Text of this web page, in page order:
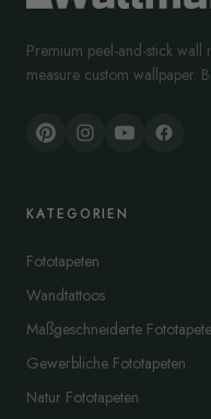
Premium peel-and-stick wall
measure custom wallpaper.
KATEGORIEN
Fototapeten
Wandtattoos
Maßgeschneiderte Fototapete
Gewerbliche Fototapeten
Natur Fototapeten